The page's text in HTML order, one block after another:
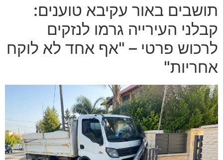
תושבים באור עקיבא טוענים:
קבלני העירייה גרמו לנזקים
לרכוש פרטי – "אף אחד לא לוקח
אחריות"